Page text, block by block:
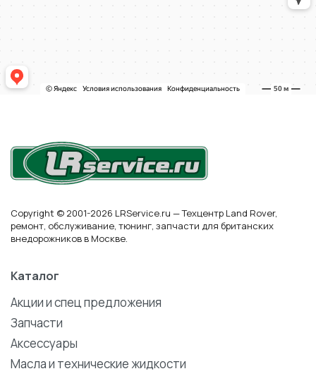
Copyright © 2001-2026 LRService.ru — Техцентр Land Rover,
ремонт, обслуживание, тюнинг, запчасти для британских
внедорожников в Москве.
Каталог
Акции и спец предложения
Запчасти
Аксессуары
Масла и технические жидкости